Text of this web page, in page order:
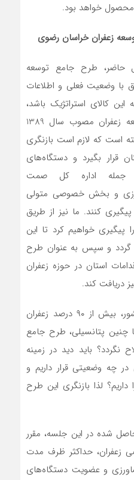
محصول خواهد بود.
زعفران خراسان رضوی
حاضر، طرح جامع توسعه
با وضعیت فعلی و اطلاعات
کالای استراتژیک باشد،
وجود ندارد. طرح جامع توسعه زعفران مصوب سال 1389
13 سال گذشته است که لازم است بازنگری
قرار بگیرد و دستگاه‌های
جمله اداره کل صمت
و بخش خصوصی متولی
کنند. ما نیز از طریق
خواهیم کرد تا این
گردد و سپس به عنوان طرح
استان در حوزه زعفران
دریافت کند.
وی افزود: دو استان بزرگ کشور، بیش از ۹۰ درصد زعفران
چنین پتانسیلی، طرح جامع
نگردد؟ باید دید در زمینه
چه وضعیتی قرار داریم و
لذا بازنگری این طرح
شده در این جلسه، مقرر
زعفران، حداکثر ظرف مدت
و عضویت دستگاه‌های